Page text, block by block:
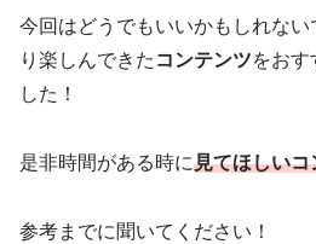
今回はどうでもいいかもしれな
り楽しんできた コンテンツをおす
した！
是非時間がある時に見てほしいコ
参考までに聞いてください！